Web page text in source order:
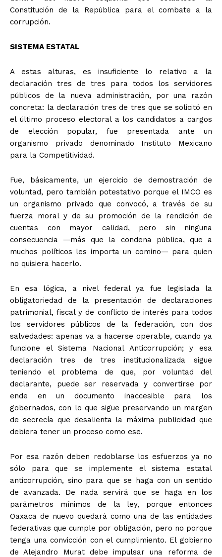
+ Todas las formas de lucha, potencialmente enlazadas
Constitución de la República para el combate a la
corrupción.
SISTEMA ESTATAL
A estas alturas, es insuficiente lo relativo a la
declaración tres de tres para todos los servidores
públicos de la nueva administración, por una razón
concreta: la declaración tres de tres que se solicitó en
el último proceso electoral a los candidatos a cargos
de elección popular, fue presentada ante un
organismo privado denominado Instituto Mexicano
para la Competitividad.
Fue, básicamente, un ejercicio de demostración de
voluntad, pero también potestativo porque el IMCO es
un organismo privado que convocó, a través de su
fuerza moral y de su promoción de la rendición de
cuentas con mayor calidad, pero sin ninguna
consecuencia —más que la condena pública, que a
muchos políticos les importa un comino— para quien
no quisiera hacerlo.
En esa lógica, a nivel federal ya fue legislada la
obligatoriedad de la presentación de declaraciones
patrimonial, fiscal y de conflicto de interés para todos
los servidores públicos de la federación, con dos
salvedades: apenas va a hacerse operable, cuando ya
funcione el Sistema Nacional Anticorrupción; y esa
declaración tres de tres institucionalizada sigue
teniendo el problema de que, por voluntad del
declarante, puede ser reservada y convertirse por
ende en un documento inaccesible para los
gobernados, con lo que sigue preservando un margen
de secrecía que desalienta la máxima publicidad que
debiera tener un proceso como ese.
Por esa razón deben redoblarse los esfuerzos ya no
sólo para que se implemente el sistema estatal
anticorrupción, sino para que se haga con un sentido
de avanzada. De nada servirá que se haga en los
parámetros mínimos de la ley, porque entonces
Oaxaca de nuevo quedará como una de las entidades
federativas que cumple por obligación, pero no porque
tenga una convicción con el cumplimiento. El gobierno
de Alejandro Murat debe impulsar una reforma de